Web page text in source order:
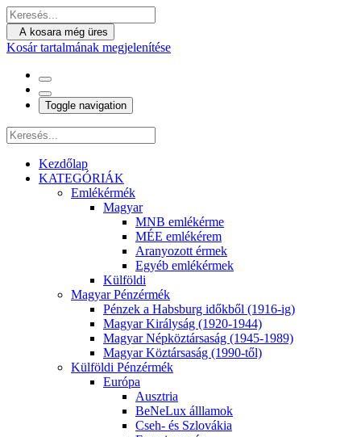
A kosara még üres
Kosár tartalmának megjelenítése
Toggle navigation
Kezdőlap
KATEGÓRIÁK
Emlékérmék
Magyar
MNB emlékérme
MÉE emlékérem
Aranyozott érmek
Egyéb emlékérmek
Külföldi
Magyar Pénzérmék
Pénzek a Habsburg időkből (1916-ig)
Magyar Királyság (1920-1944)
Magyar Népköztársaság (1945-1989)
Magyar Köztársaság (1990-től)
Külföldi Pénzérmék
Európa
Ausztria
BeNeLux álllamok
Cseh- és Szlovákia